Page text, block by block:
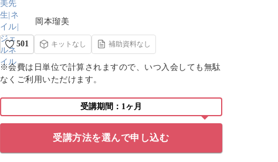
岡本瑠美
501 キットなし 補助資料なし
※会費は日単位で計算されますので、いつ入会しても無駄
なくご利用いただけます。
受講期間：1ヶ月
受講方法を選んで申し込む